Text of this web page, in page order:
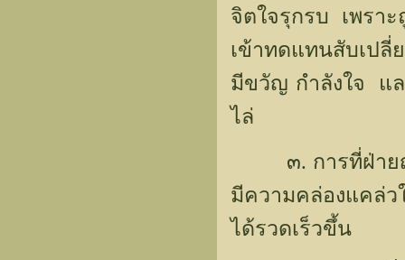
จิตใจรุกรบ เพรา
เข้าทดแทนสับเป
มีขวัญ กำลังใจ แ
ไล่
๓. การที่ฝ่ายญี่ปุ่
มีความคล่องแคล่ว
ได้รวดเร็วขึ้น